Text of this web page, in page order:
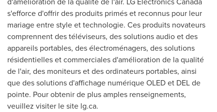
s'efforce d'offrir des produits primés et reconnus pour leur
mariage entre style et technologie. Ces produits novateurs
comprennent des téléviseurs, des solutions audio et des
appareils portables, des électroménagers, des solutions
résidentielles et commerciales d'amélioration de la qualité
de l'air, des moniteurs et des ordinateurs portables, ainsi
que des solutions d'affichage numérique OLED et DEL de
pointe. Pour obtenir de plus amples renseignements,
veuillez visiter le site lg.ca.